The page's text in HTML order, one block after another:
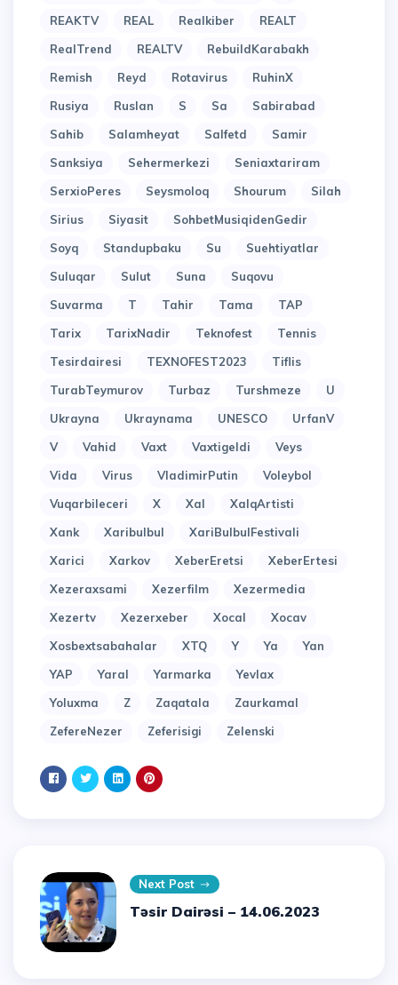
REAKTV REAL Realkiber
REALT
RealTrend
REALTV
RebuildKarabakh
Remish
Reyd Rotavirus
RuhinX
Rusiya
Ruslan S Sa
Sabirabad
Sahib
Salamheyat Salfetd
Samir
Sanksiya
Sehermerkezi
Seniaxtariram
SerxioPeres
Seysmoloq Shourum
Silah
Sirius
Siyasit
SohbetMusiqidenGedir
Soyq
Standupbaku Su
Suehtiyatlar
Suluqar
Sulut Suna
Suqovu
Suvarma
T Tahir Tama
TAP
Tarix
TarixNadir Teknofest
Tennis
Tesirdairesi
TEXNOFEST2023
Tiflis
TurabTeymurov
Turbaz Turshmeze
U
Ukrayna
Ukraynama UNESCO
UrfanV
V
Vahid Vaxt Vaxtigeldi
Veys
Vida
Virus VladimirPutin
Voleybol
Vuqarbileceri
X Xal
XalqArtisti
Xank
Xaribulbul
XariBulbulFestivali
Xarici
Xarkov XeberEretsi
XeberErtesi
Xezeraxsami
Xezerfilm
Xezermedia
Xezertv
Xezerxeber Xocal
Xocav
Xosbextsabahalar
XTQ Y Ya
Yan
YAP
Yaral Yarmarka
Yevlax
Yoluxma
Z Zaqatala
Zaurkamal
ZefereNezer
Zeferisigi Zelenski
Next Post
Təsir Dairəsi – 14.06.2023